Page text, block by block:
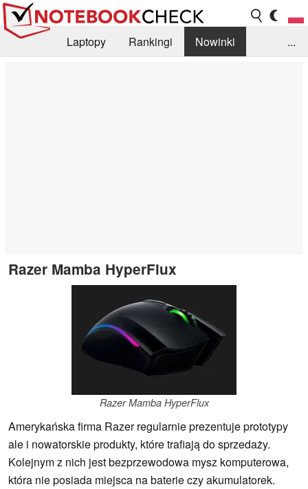
Laptopy Rankingi
Nowinki
...
Razer Mamba HyperFlux
Razer Mamba HyperFlux
Amerykańska firma Razer regularnie prezentuje prototypy
ale i nowatorskie produkty, które trafiają do sprzedaży.
Kolejnym z nich jest bezprzewodowa mysz komputerowa,
która nie posiada miejsca na baterie czy akumulatorek.